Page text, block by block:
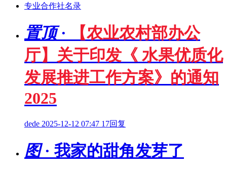
专业合作社名录
置顶·
【农业农村部办公
厅】关于印发《 水果优质化
发展推进工作方案》的通知
2025
dede 2025-12-12 07:47 17回复
图· 我家的甜角发芽了